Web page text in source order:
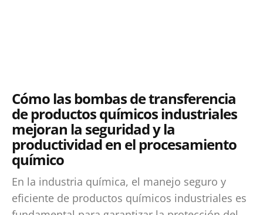
Cómo las bombas de transferencia
de productos químicos industriales
mejoran la seguridad y la
productividad en el procesamiento
químico
En la industria química, el manejo seguro y
eficiente de productos químicos industriales es